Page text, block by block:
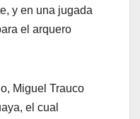
y en una jugada
el arquero
Miguel Trauco
el cual